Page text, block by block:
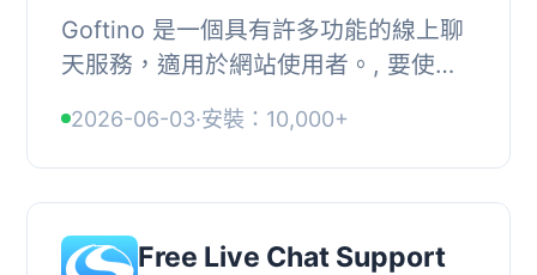
Goftino 是一個具有許多功能的線上聊
天服務，適用於網站使用者。, 要使用
在外掛頁面中輸入您的 goftinoID。, 更
多資訊：...
2026-06-03·安裝：10,000+
Free Live Chat Support